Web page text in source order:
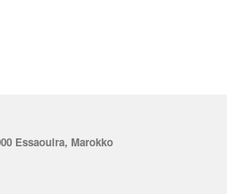
Essaouira, Marokko